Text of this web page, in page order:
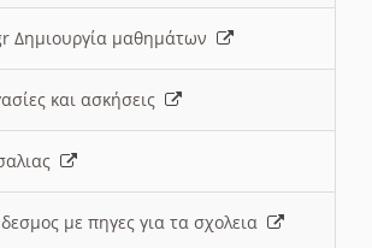
Δημιουργία μαθημάτων
και ασκήσεις
με πηγες για τα σχολεια